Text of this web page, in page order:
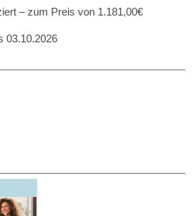
– zum Preis von 1.181,00€
03.10.2026